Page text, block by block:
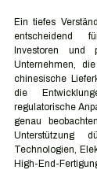
Ein tiefes
entscheidend
Investoren und
Unternehmen,
chinesische
die
regulatorische
genau
Unterstützung
Technologien,
High-End-